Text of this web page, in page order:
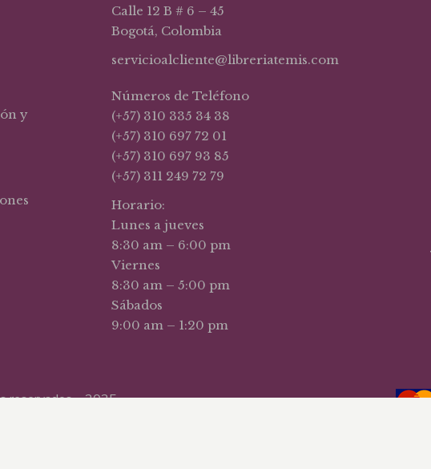
y
Calle 12 B # 6 – 45
Bogotá, Colombia
servicioalcliente@libreriatemis.com
Números de Teléfono
(+57) 310 335 34 38
(+57) 310 697 72 01
(+57) 310 697 93 85
(+57) 311 249 72 79
Horario:
Lunes a jueves
8:30 am – 6:00 pm
Viernes
8:30 am – 5:00 pm
Sábados
9:00 am – 1:20 pm
reservados – 2025